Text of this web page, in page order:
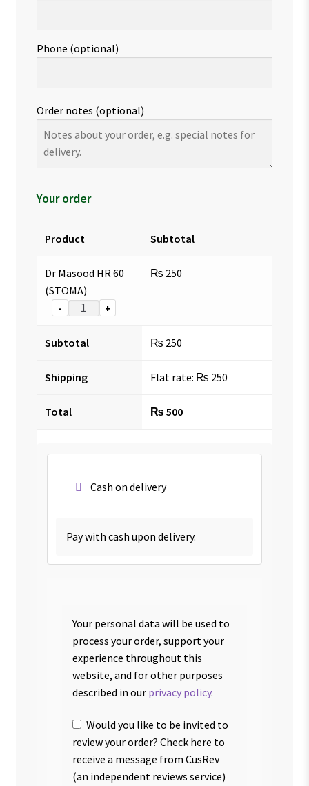
Phone (optional)
Order notes (optional)
Your order
Product Subtotal
Dr Masood HR 60
(STOMA)
- +
₨ 250
Subtotal ₨ 250
Shipping Flat rate: ₨ 250
Total ₨ 500
Cash on delivery
Pay with cash upon delivery.
Your personal data will be used to
process your order, support your
experience throughout this
website, and for other purposes
described in our privacy policy.
Would you like to be invited to
review your order? Check here to
receive a message from CusRev
(an independent reviews service)